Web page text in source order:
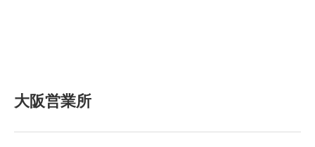
大阪営業所